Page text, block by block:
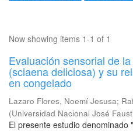
Now showing items 1-1 of 1
Evaluación sensorial de
(sciaena deliciosa) y su
en congelado
Lazaro Flores, Noemí Jesusa;
(Universidad Nacional José
El presente estudio denominado